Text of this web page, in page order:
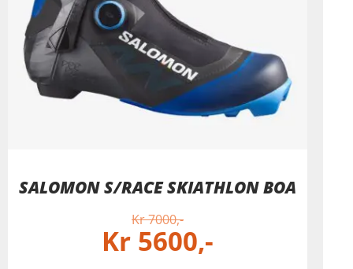
SALOMON S/RACE SKIATHLON BOA
Kr7000
Kr 5600